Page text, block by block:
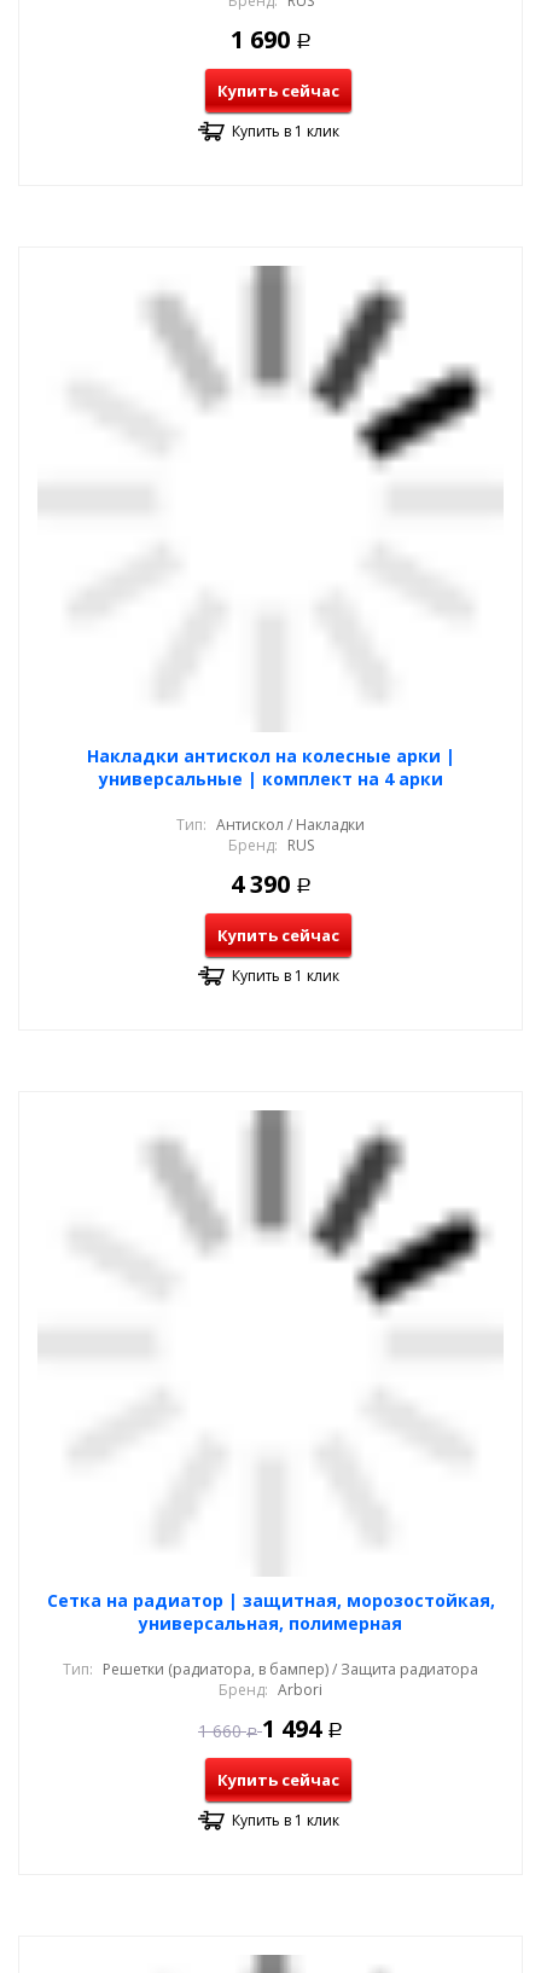
1 690 Р
Купить сейчас
Купить в 1 клик
Накладки антискол на колесные арки |
универсальные | комплект на 4 арки
Тип: Антискол / Накладки
Бренд: RUS
4 390 Р
Купить сейчас
Купить в 1 клик
Cетка на радиатор | защитная, морозостойкая,
универсальная, полимерная
Тип: Решетки (радиатора, в бампер) / Защита радиатора
Бренд: Arbori
1 660 Р 1 494 Р
Купить сейчас
Купить в 1 клик